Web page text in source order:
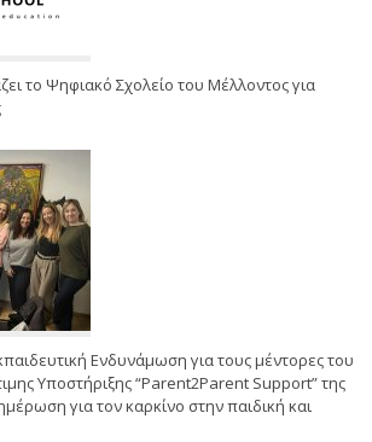
το Ψηφιακό Σχολείο του Μέλλοντος για
Ενδυνάμωση για τους μέντορες του
Υποστήριξης “Parent2Parent Support” της
για τον καρκίνο στην παιδική και